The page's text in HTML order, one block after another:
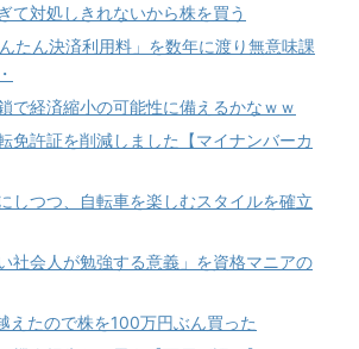
て対処しきれないから株を買う
たん決済利用料」を数年に渡り無意味課
で経済縮小の可能性に備えるかなｗｗ
免許証を削減しました【マイナンバーカ
しつつ、自転車を楽しむスタイルを確立
社会人が勉強する意義」を資格マニアの
えたので株を100万円ぶん買った